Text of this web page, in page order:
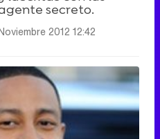
secreto.
2012 12:42